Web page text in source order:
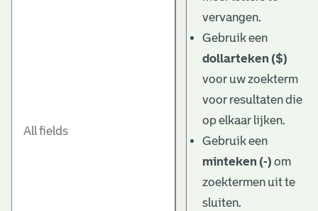
vervangen.
Gebruik een
dollarteken ($)
voor uw zoekterm
voor resultaten die
op elkaar lijken.
Gebruik een
minteken (-) om
zoektermen uit te
sluiten.